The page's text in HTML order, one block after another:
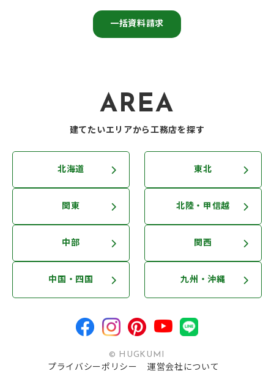
一括資料請求
AREA
建てたいエリアから工務店を探す
北海道 東北
関東 北陸・甲信越
中部 関西
中国・四国 九州・沖縄
© HUGKUMI
プライバシーポリシー
運営会社について